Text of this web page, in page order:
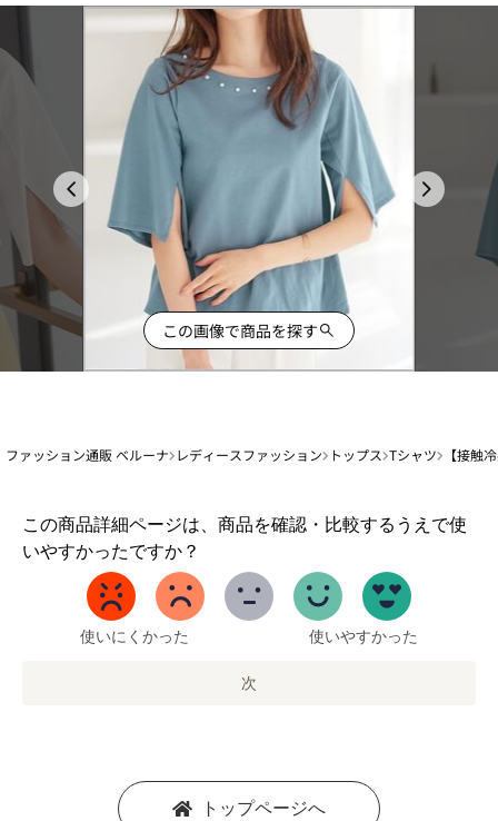
この画像で商品を探す
ファッション通販 ベルーナ レディースファッション トップス Tシャツ 【接触
この商品詳細ページは、商品を確認・比較するうえで使
いやすかったですか？
1
か
使いにくかった 使いやすかった
次
トップページへ